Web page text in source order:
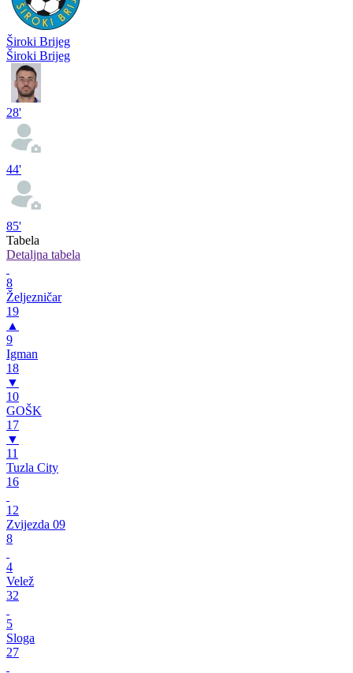
Široki Brijeg
Široki Brijeg
28'
44'
85'
Tabela
Detaljna tabela
8
Željezničar
19
▲
9
Igman
18
▼
10
GOŠK
17
▼
11
Tuzla City
16
12
Zvijezda 09
8
4
Velež
32
5
Sloga
27